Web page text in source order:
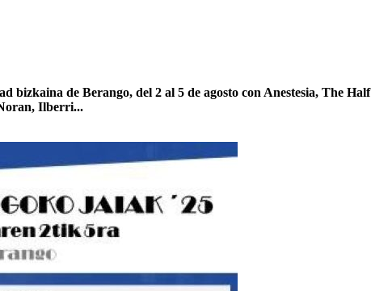
bizkaina de Berango, del 2 al 5 de agosto con Anestesia, The Half
Ilberri...